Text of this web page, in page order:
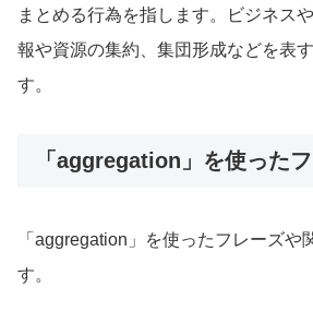
まとめる行為を指します。ビジネス
報や資源の集約、集団形成などを表
す。
「aggregation」を使った
「aggregation」を使ったフレーズや
す。